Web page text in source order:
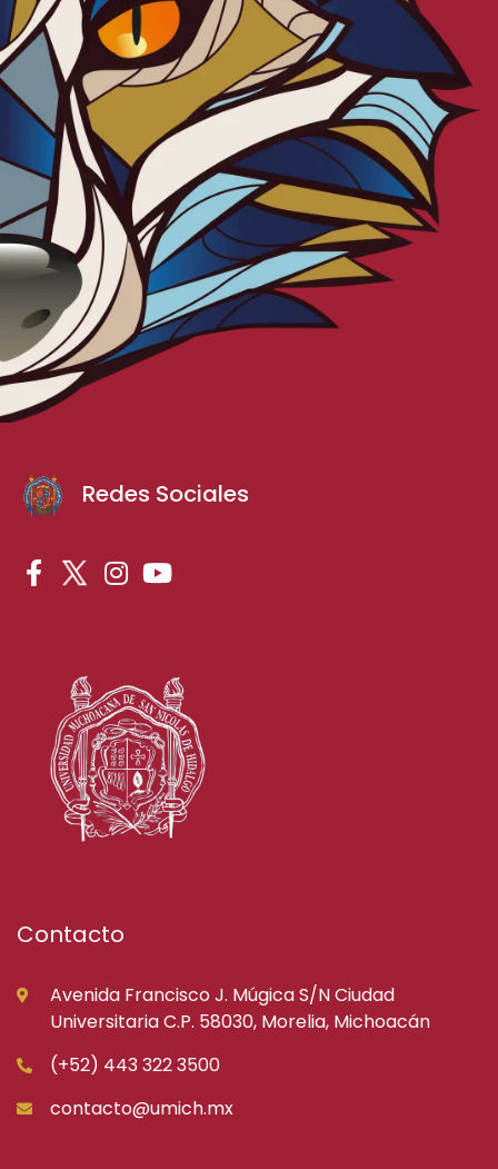
Redes Sociales
Contacto
Avenida Francisco J. Múgica S/N Ciudad
Universitaria C.P. 58030, Morelia, Michoacán
(+52) 443 322 3500
contacto@umich.mx